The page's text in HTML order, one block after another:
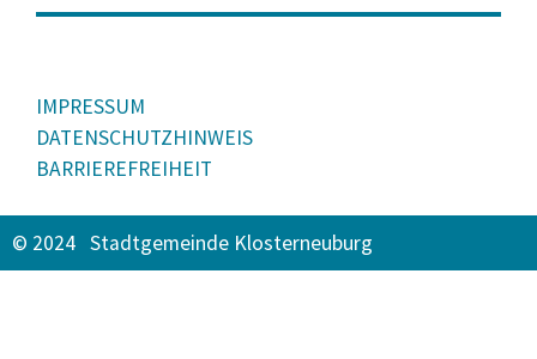
IMPRESSUM
DATENSCHUTZHINWEIS
BARRIEREFREIHEIT
© 2024 Stadtgemeinde Klosterneuburg